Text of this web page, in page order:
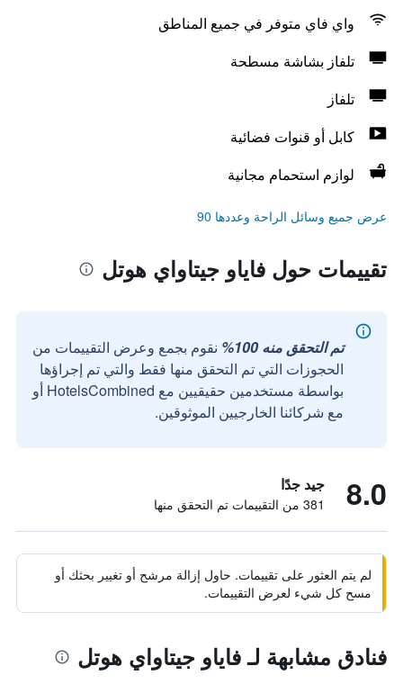
واي فاي متوفر في جميع المناطق
تلفاز بشاشة مسطحة
تلفاز
كابل أو قنوات فضائية
لوازم استحمام مجانية
عرض جميع وسائل الراحة وعددها 90
تقييمات حول فاياو جيتاواي هوتل
تم التحقق منه 100%
نقوم بجمع وعرض التقييمات من
الحجوزات التي تم التحقق منها فقط والتي تم إجراؤها
بواسطة مستخدمين حقيقيين مع HotelsCombined أو
مع شركائنا الخارجيين الموثوقين.
8.0 جيد جدًا
381 من التقييمات تم التحقق منها
لم يتم العثور على تقييمات. حاول إزالة مرشح أو تغيير بحثك أو
مسح كل شيء لعرض التقييمات.
فنادق مشابهة لـ فاياو جيتاواي هوتل